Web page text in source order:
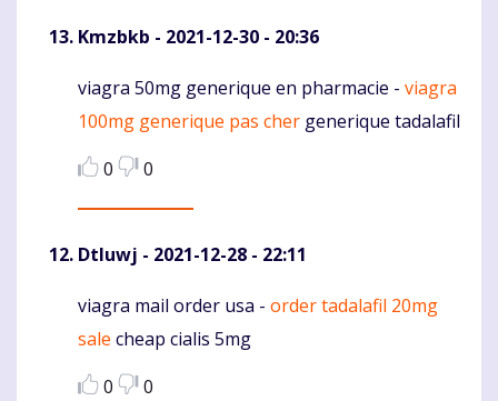
Kmzbkb - 2021-12-30 - 20:36
Komentaras
viagra 50mg generique en pharmacie - viagra
100mg generique pas cher generique tadalafil
0
0
Dtluwj - 2021-12-28 - 22:11
Komentaras
viagra mail order usa - order tadalafil 20mg
sale cheap cialis 5mg
0
0